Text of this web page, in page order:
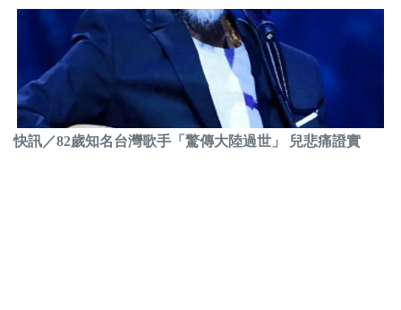
快訊／82歲知名台灣歌手「驚傳大陸過世」 兒悲痛證實